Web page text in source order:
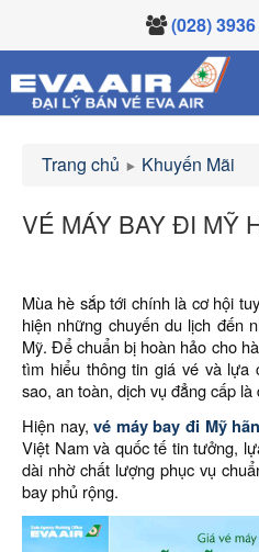
(028)
Trang chủ Khuyến Mãi
VÉ MÁY BAY ĐI MỸ
Mùa hè sắp tới chính là cơ hội
hiện những chuyến du lịch đến
Mỹ. Để chuẩn bị hoàn hảo cho
tìm hiểu thông tin giá vé và lựa
sao, an toàn, dịch vụ đẳng cấp
Hiện nay, vé máy bay đi Mỹ
Việt Nam và quốc tế tin tưởng,
dài nhờ chất lượng phục vụ
bay phủ rộng.